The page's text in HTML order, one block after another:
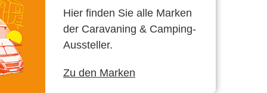
Hier finden Sie alle Marken
der Caravaning & Camping-
Aussteller.
Zu den Marken